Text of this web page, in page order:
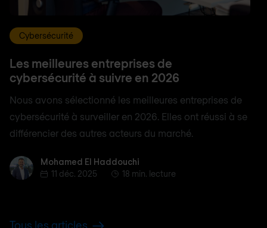
Cybersécurité
Les meilleures entreprises de
cybersécurité à suivre en 2026
Nous avons sélectionné les meilleures entreprises de
cybersécurité à surveiller en 2026. Elles ont réussi à se
différencier des autres acteurs du marché.
Mohamed El Haddouchi
Mohamed El Haddouchi
11 déc. 2025
18 min. lecture
Tous les articles